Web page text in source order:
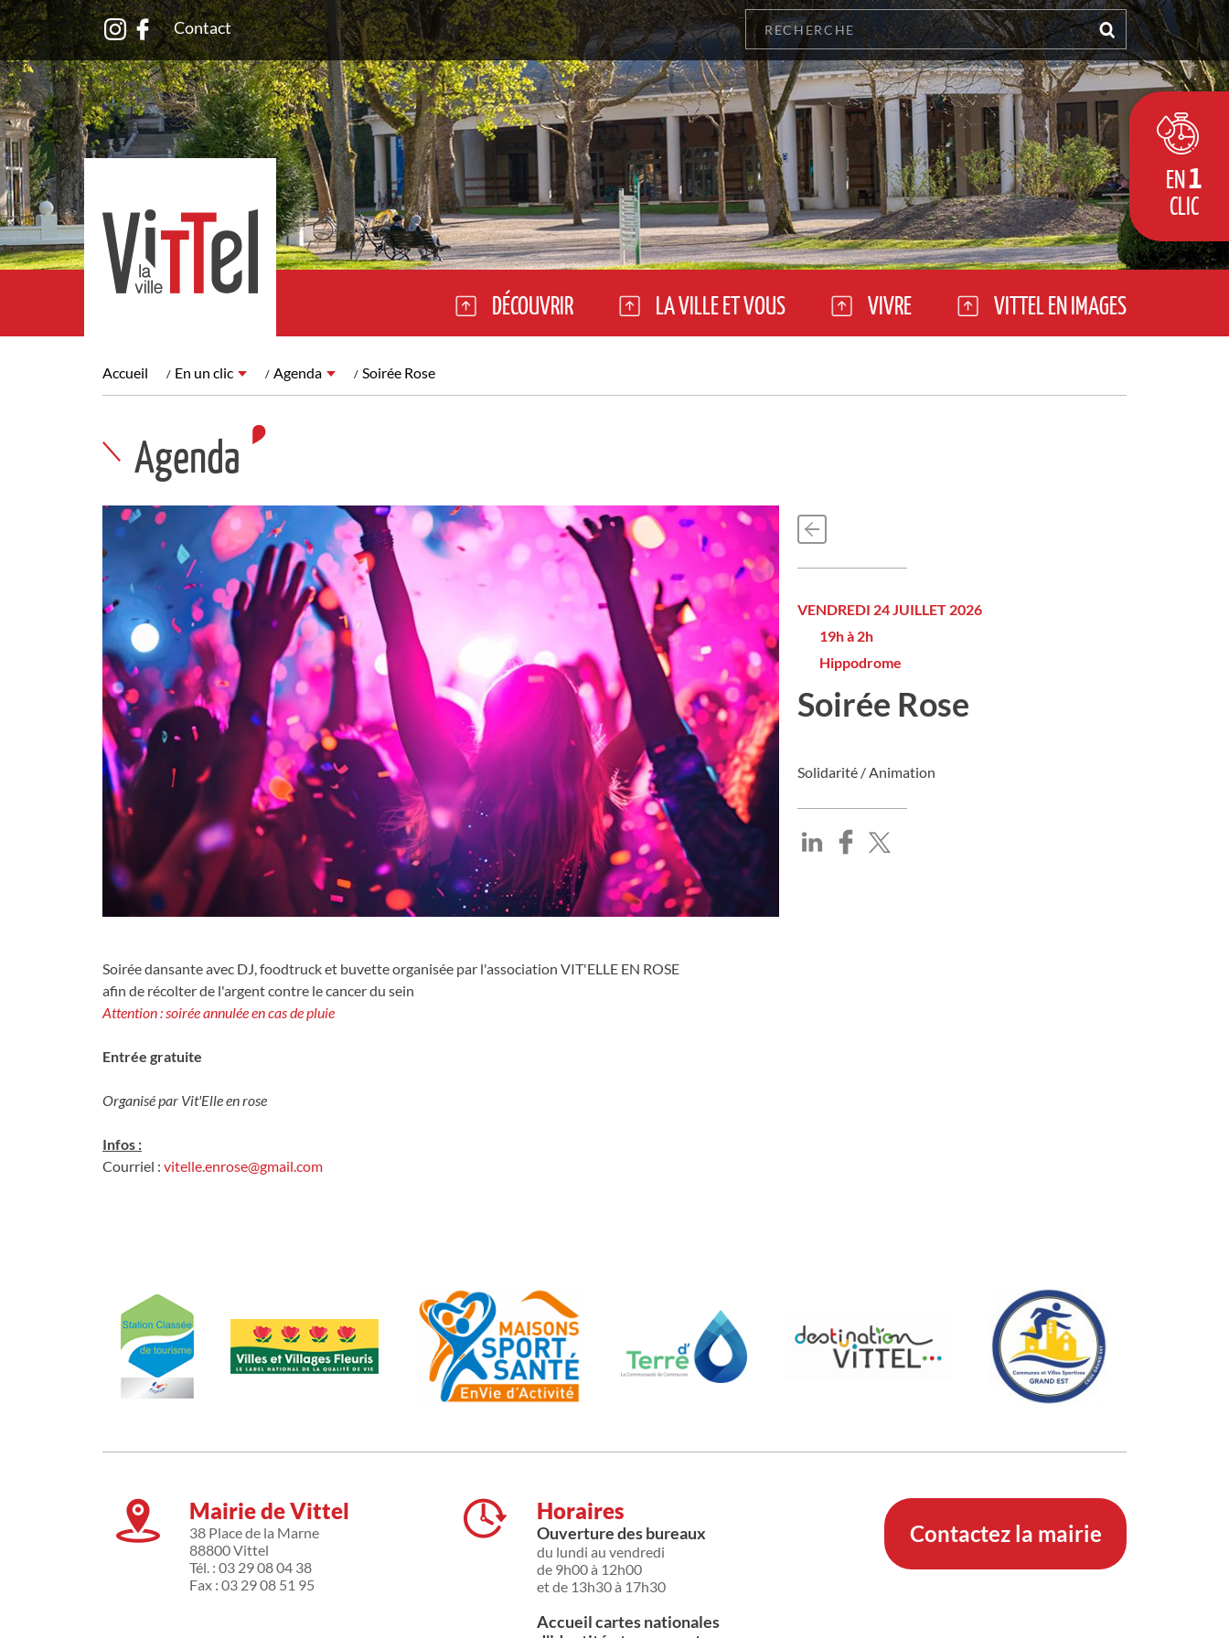
DÉCOUVRIR LA VILLE ET VOUS VIVRE VITTEL EN IMAGES
Contact
EN1
CLIC
Accueil En un clic Agenda Soirée Rose
Agenda
VENDREDI 24 JUILLET 2026
19h à 2h
Hippodrome
Soirée Rose
Solidarité / Animation
Partager sur LinkedIn
Partager sur Facebook
Partager sur X
Soirée dansante avec DJ, foodtruck et buvette organisée par l'association VIT'ELLE EN ROSE
afin de récolter de l'argent contre le cancer du sein
️Attention : soirée annulée en cas de pluie ️
Entrée gratuite
Organisé par Vit'Elle en rose
Infos :
Courriel : vitelle.enrose@gmail.com
Mairie de Vittel
38 Place de la Marne
88800 Vittel
Tél. : 03 29 08 04 38
Fax : 03 29 08 51 95
Horaires
Ouverture des bureaux
du lundi au vendredi
de 9h00 à 12h00
et de 13h30 à 17h30
Accueil cartes nationales
Contactez la mairie